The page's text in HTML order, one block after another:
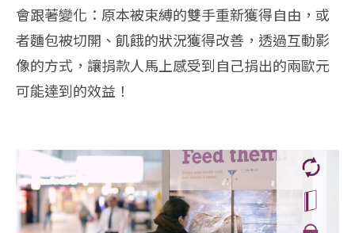
會跟著變化：原本被束縛的雙手重新獲得自由，或
者麵包被切開、飢餓的狀況獲得改善，透過互動影
像的方式，讓捐款人馬上感受到自己捐出的兩歐元
可能達到的效益！